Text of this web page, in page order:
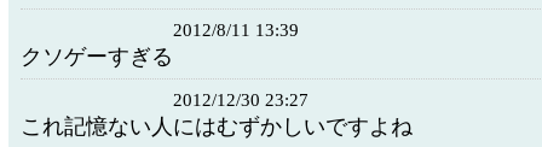
2012/8/11 13:39
クソゲーすぎる
2012/12/30 23:27
これ記憶ない人にはむずかしいですよね